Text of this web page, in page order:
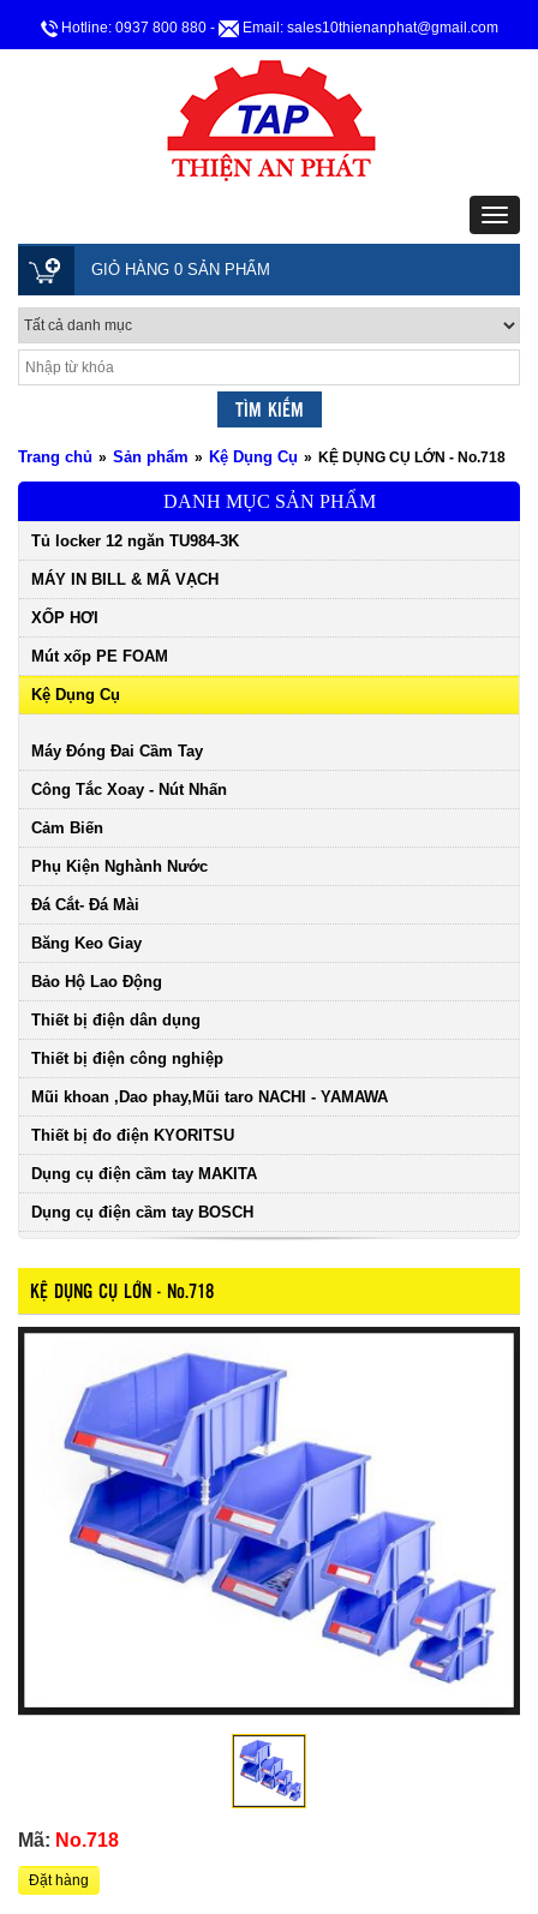
Hotline: 0937 800 880 - Email: sales10thienanphat@gmail.com
GIỎ HÀNG 0 SẢN PHẨM
Trang chủ » Sản phẩm » Kệ Dụng Cụ » KỆ DỤNG CỤ LỚN - No.718
DANH MỤC SẢN PHẨM
Tủ locker 12 ngăn TU984-3K
MÁY IN BILL & MÃ VẠCH
XỐP HƠI
Mút xốp PE FOAM
Kệ Dụng Cụ
Máy Đóng Đai Cầm Tay
Công Tắc Xoay - Nút Nhấn
Cảm Biến
Phụ Kiện Nghành Nước
Đá Cắt- Đá Mài
Băng Keo Giay
Bảo Hộ Lao Động
Thiết bị điện dân dụng
Thiết bị điện công nghiệp
Mũi khoan ,Dao phay,Mũi taro NACHI - YAMAWA
Thiết bị đo điện KYORITSU
Dụng cụ điện cầm tay MAKITA
Dụng cụ điện cầm tay BOSCH
KỆ DỤNG CỤ LỚN - No.718
Mã: No.718
Đặt hàng